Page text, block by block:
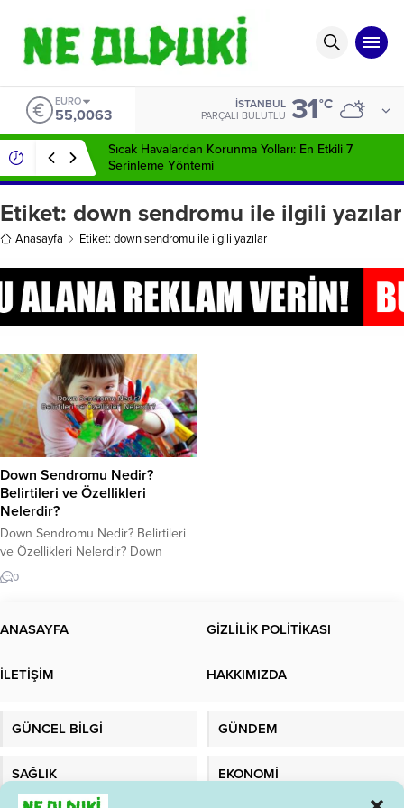
EURO
55,0063
İSTANBUL
PARÇALI BULUTLU 31°C
Sıcak Havalardan Korunma Yolları: En Etkili 7
Serinleme Yöntemi
Etiket: down sendromu ile ilgili yazılar
Anasayfa Etiket: down sendromu ile ilgili yazılar
Down Sendromu Nedir?
Belirtileri ve Özellikleri
Nelerdir?
Down Sendromu Nedir? Belirtileri
ve Özellikleri Nelerdir? Down
Sendromu Nedir? Down Sendromu,
çoğunlukla kromozom
her yaşta görülen bir genetik
oluşturduğu bir anomaliye bağlı
Down Sendromu, dünya çapında
0
ANASAYFA GİZLİLİK POLİTİKASI
İLETİŞİM HAKKIMIZDA
GÜNCEL BİLGİ GÜNDEM
SAĞLIK EKONOMİ